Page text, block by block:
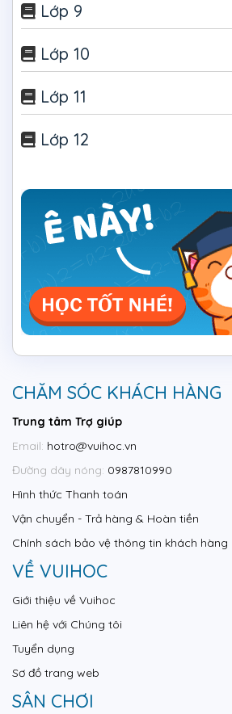
Lớp 9
Lớp 10
Lớp 11
Lớp 12
CHĂM SÓC KHÁCH HÀNG
Trung tâm Trợ giúp
Email: hotro@vuihoc.vn
Đường dây nóng: 0987810990
Hình thức Thanh toán
Vận chuyển - Trả hàng & Hoàn tiền
Chính sách bảo vệ thông tin khách hàng
VỀ VUIHOC
Giới thiệu về Vuihoc
Liên hệ với Chúng tôi
Tuyển dụng
Sơ đồ trang web
SÂN CHƠI